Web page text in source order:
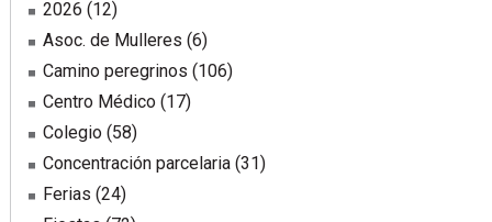
2026 (12)
Asoc. de Mulleres (6)
Camino peregrinos (106)
Centro Médico(17)
Colegio(58)
Concentración parcelaria(31)
Ferias (24)